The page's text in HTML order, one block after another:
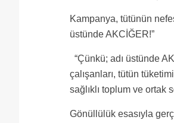
Kampanya, tütünün
üstünde AKCİĞER!”
“Çünkü; adı üstünde
çalışanları, tütün
sağlıklı toplum ve
Gönüllülük esasıyla